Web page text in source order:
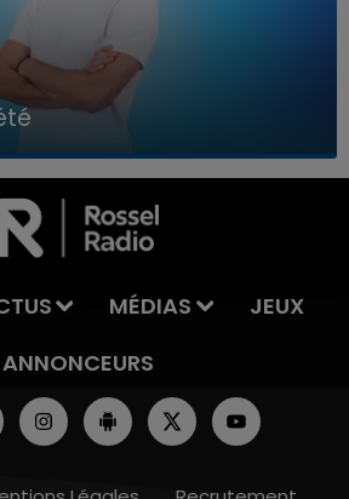
L'ÉTÉ
MÉDIAS
JEUX
ANNONCEURS